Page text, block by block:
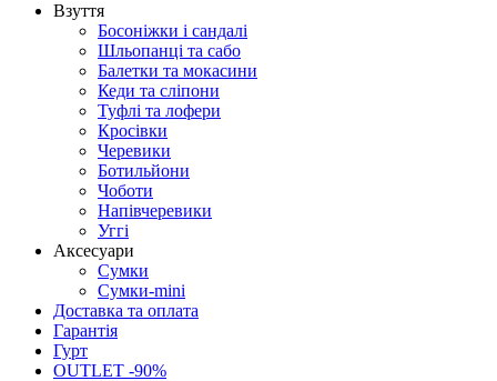
Взуття
Босоніжки і сандалі
Шльопанці та сабо
Балетки та мокасини
Кеди та сліпони
Туфлі та лофери
Кросівки
Черевики
Ботильйони
Чоботи
Напівчеревики
Уггі
Аксесуари
Сумки
Сумки-mini
Доставка та оплата
Гарантія
Гурт
OUTLET -90%